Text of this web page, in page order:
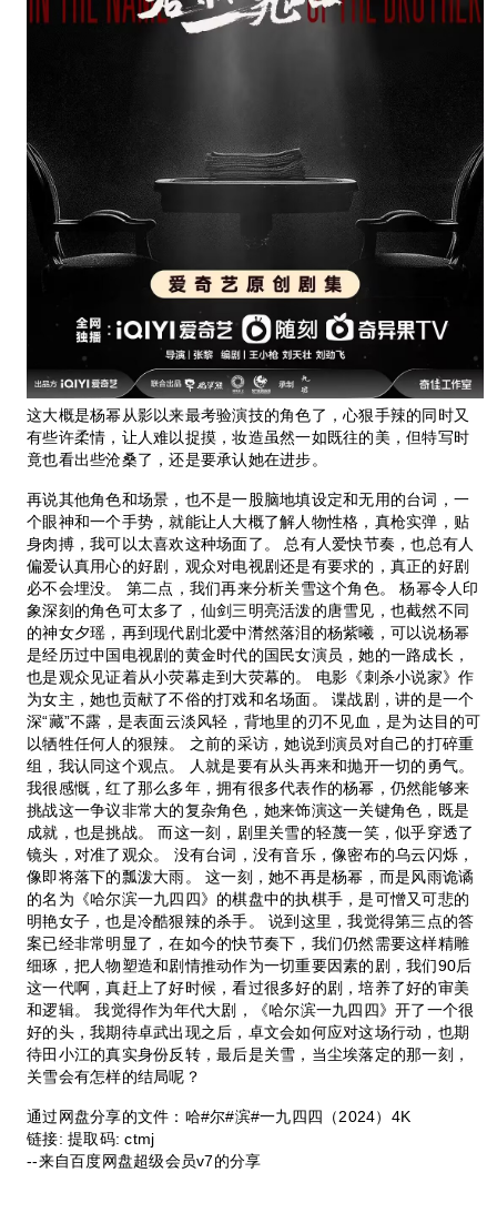
这大概是杨幂从影以来最考验演技的角色了，心狠手辣的同时又
有些许柔情，让人难以捉摸，妆造虽然一如既往的美，但特写时
竟也看出些沧桑了，还是要承认她在进步。
再说其他角色和场景，也不是一股脑地填设定和无用的台词，一
个眼神和一个手势，就能让人大概了解人物性格，真枪实弹，贴
身肉搏，我可以太喜欢这种场面了。 总有人爱快节奏，也总有人
偏爱认真用心的好剧，观众对电视剧还是有要求的，真正的好剧
必不会埋没。 第二点，我们再来分析关雪这个角色。 杨幂令人印
象深刻的角色可太多了，仙剑三明亮活泼的唐雪见，也截然不同
的神女夕瑶，再到现代剧北爱中潸然落泪的杨紫曦，可以说杨幂
是经历过中国电视剧的黄金时代的国民女演员，她的一路成长，
也是观众见证着从小荧幕走到大荧幕的。 电影《刺杀小说家》作
为女主，她也贡献了不俗的打戏和名场面。 谍战剧，讲的是一个
深“藏”不露，是表面云淡风轻，背地里的刃不见血，是为达目的可
以牺牲任何人的狠辣。 之前的采访，她说到演员对自己的打碎重
组，我认同这个观点。 人就是要有从头再来和抛开一切的勇气。
我很感慨，红了那么多年，拥有很多代表作的杨幂，仍然能够来
挑战这一争议非常大的复杂角色，她来饰演这一关键角色，既是
成就，也是挑战。 而这一刻，剧里关雪的轻蔑一笑，似乎穿透了
镜头，对准了观众。 没有台词，没有音乐，像密布的乌云闪烁，
像即将落下的瓢泼大雨。 这一刻，她不再是杨幂，而是风雨诡谲
的名为《哈尔滨一九四四》的棋盘中的执棋手，是可憎又可悲的
明艳女子，也是冷酷狠辣的杀手。 说到这里，我觉得第三点的答
案已经非常明显了，在如今的快节奏下，我们仍然需要这样精雕
细琢，把人物塑造和剧情推动作为一切重要因素的剧，我们90后
这一代啊，真赶上了好时候，看过很多好的剧，培养了好的审美
和逻辑。 我觉得作为年代大剧，《哈尔滨一九四四》开了一个很
好的头，我期待卓武出现之后，卓文会如何应对这场行动，也期
待田小江的真实身份反转，最后是关雪，当尘埃落定的那一刻，
关雪会有怎样的结局呢？
通过网盘分享的文件：哈#尔#滨#一九四四（2024）4K
链接: 提取码: ctmj
--来自百度网盘超级会员v7的分享